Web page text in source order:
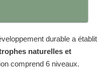
durable a établit
naturelles et
comprend 6 niveaux.